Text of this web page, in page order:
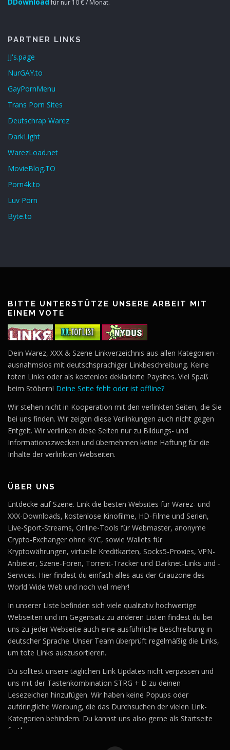
DDownloadfür nur 10 € / Monat.
PARTNER LINKS
JJ's.page
NurGAY.to
GayPornMenu
Trans Porn Sites
Deutschrap Warez
DarkLight
WarezLoad.net
MovieBlog.TO
Porn4k.to
Luv Porn
Byte.to
BITTE UNTERSTÜTZE UNSERE ARBEIT MIT
EINEM VOTE
Dein Warez, XXX & Szene Linkverzeichnis aus allen Kategorien -
ausnahmslos mit deutschsprachiger Linkbeschreibung. Keine
toten Links oder als kostenlos deklarierte Paysites. Viel Spaß
beim Stöbern! Deine Seite fehlt oder ist offline?
Wir stehen nicht in Kooperation mit den verlinkten Seiten, die Sie
bei uns finden. Wir zeigen diese Verlinkungen auch nicht gegen
Entgelt. Wir verlinken diese Seiten nur zu Bildungs- und
Informationszwecken und übernehmen keine Haftung für die
Inhalte der verlinkten Webseiten.
ÜBER UNS
Entdecke auf Szene. Link die besten Websites für Warez- und
XXX-Downloads, kostenlose Kinofilme, HD-Filme und Serien,
Live-Sport-Streams, Online-Tools für Webmaster, anonyme
Crypto-Exchanger ohne KYC, sowie Wallets für
Kryptowährungen, virtuelle Kreditkarten, Socks5-Proxies, VPN-
Anbieter, Szene-Foren, Torrent-Tracker und Darknet-Links und -
Services. Hier findest du einfach alles aus der Grauzone des
World Wide Web und noch viel mehr!
In unserer Liste befinden sich viele qualitativ hochwertige
Webseiten und im Gegensatz zu anderen Listen findest du bei
uns zu jeder Webseite auch eine ausführliche Beschreibung in
deutscher Sprache. Unser Team überprüft regelmäßig die Links,
um tote Links auszusortieren.
Du solltest unsere täglichen Link Updates nicht verpassen und
uns mit der Tastenkombination STRG + D zu deinen
Lesezeichen hinzufügen. Wir haben keine Popups oder
aufdringliche Werbung, die das Durchsuchen der vielen Link-
Kategorien behindern. Du kannst uns also gerne als Startseite
festlegen.